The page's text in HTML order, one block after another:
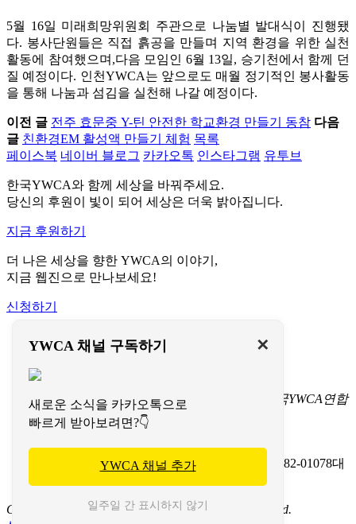
5월 16일 미래희망위원회 주관으로 나눔별 발대식이 진행됐
다. 봉사단원들은 직접 흙공을 만들며 지역 환경을 위한 실천
활동에 참여했으며,다음 모임인 6월 13일, 승기천에서 함께 던
질 예정이다. 인천YWCA는 앞으로도 매월 정기적인 봉사활동
을 통해 나눔과 섬김을 실천해 나갈 예정이다.
이전 글 전주 효문중 Y-틴 안전한 학교환경 만들기 동참 다음
글 친환경EM 활성액 만들기 체험 목록
페이스북 네이버 블로그 카카오톡 인스타그램 유투브
한국YWCA와 함께 세상을 바꿔주세요.
당신의 후원이 빛이 되어 세상은 더욱 밝아집니다.
지금 후원하기
더 나은 세상을 향한 YWCA의 이야기,
지금 웹진으로 만나보세요!
신청하기
이용약관
개인정보처리방침
문의하기
서울특별시 중구 명동길 73
(명동1가 1-3) 한국YWCA연합
회 회관(페이지명동) 4층
TEL 02-774-9702-7 FAX 02-774-9724
이메일 koreaywca@ywca.or.kr
(사)한국YWCA연합회사업자등록번호: 201-82-01078대
Copyright 2020 한국YWCA연합회All Rights Reserved.
✕
YWCA 채널 구독하기
새로운 소식을 카카오톡으로
빠르게 받아보려면?👇
YWCA 채널 추가
일주일 간 표시하지 않기